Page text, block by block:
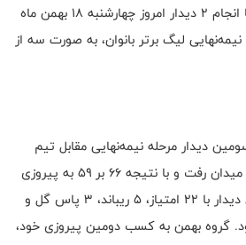
لیگ برتر بسکتبال بانوان با انجام ۲ دیدار امروز چهارشنبه ۱۸ بهمن ماه
لیگ برتر بانوان، به صورت سه از
دیدار مرحله نیمه‌نهایی مقابل تیم
آکادمی بسکتبال سحر به میدان رفت و با نتیجه ۶۶ بر ۵۹ به پیروزی
رسید. نگین رسولی در این دیدار با ۲۲ امتیاز، ۵ ریباند، ۳ پاس گل و
بود. گروه بهمن به کسب دومین پیروزی خود،